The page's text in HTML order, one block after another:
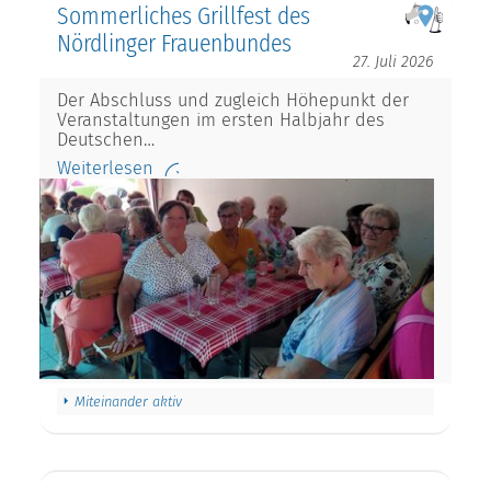
Sommerliches Grillfest des
Nördlinger Frauenbundes
27. Juli 2026
Der Abschluss und zugleich Höhepunkt der
Veranstaltungen im ersten Halbjahr des
Deutschen…
Weiterlesen
Miteinander aktiv